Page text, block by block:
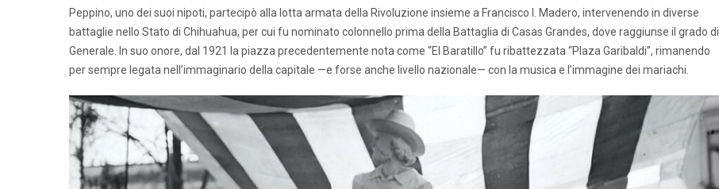
Peppino, uno dei suoi nipoti, partecipò alla lotta armata della Rivoluzione insieme a Francisco I. Madero, intervenendo in diverse
battaglie nello Stato di Chihuahua, per cui fu nominato colonnello prima della Battaglia di Casas Grandes, dove raggiunse il grado di
Generale. In suo onore, dal 1921 la piazza precedentemente nota come “El Baratillo” fu ribattezzata “Plaza Garibaldi”, rimanendo
per sempre legata nell’immaginario della capitale —e forse anche livello nazionale— con la musica e l’immagine dei mariachi.